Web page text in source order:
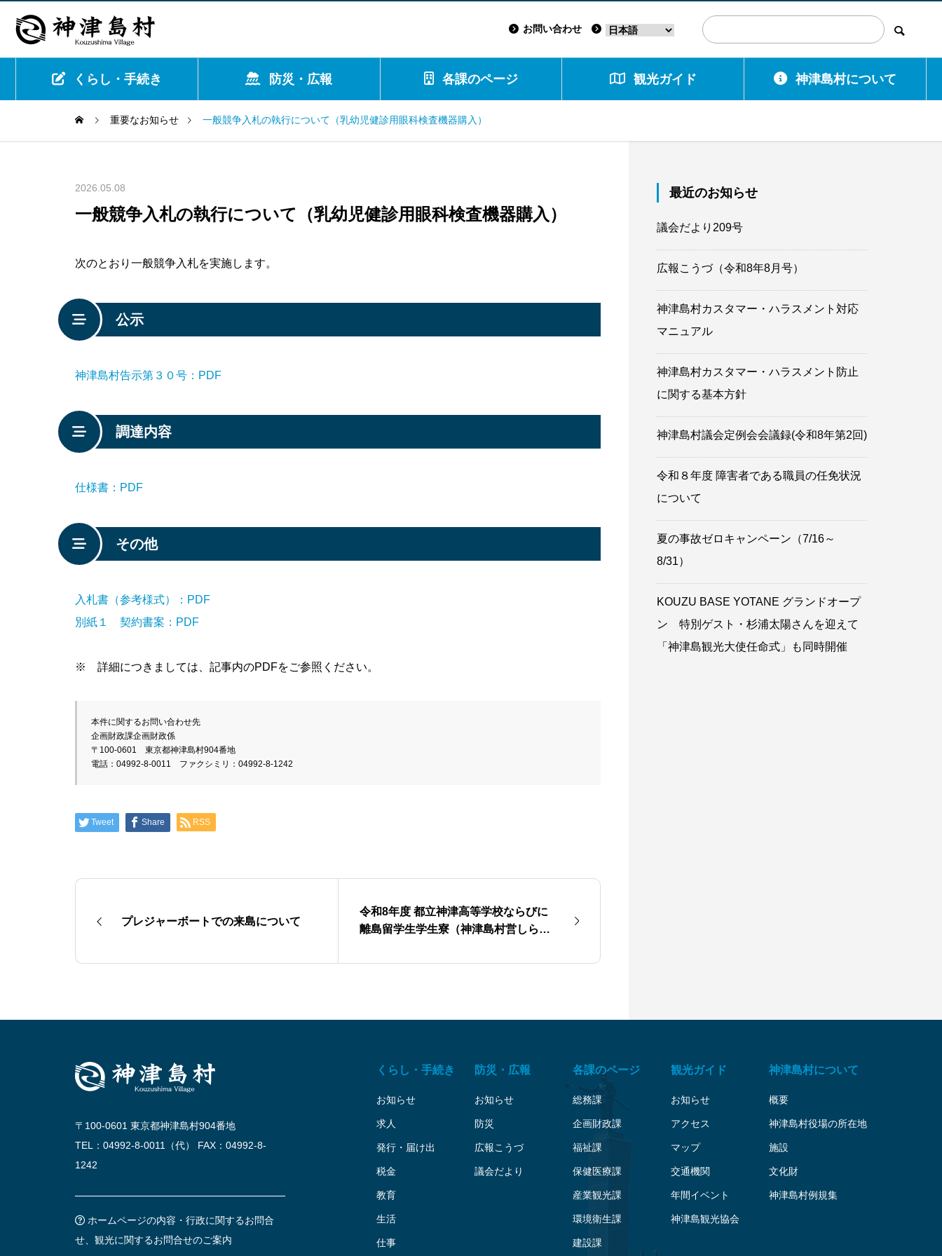
お問い合わせ
くらし・手続き 防災・広報 各課のページ 観光ガイド 神津島村について
重要なお知らせ 一般競争入札の執行について（乳幼児健診用眼科検査機器購入）
2026.05.08
一般競争入札の執行について（乳幼児健診用眼科検査機器購入）
次のとおり一般競争入札を実施します。
公示
神津島村告示第３０号：PDF
調達内容
仕様書：PDF
その他
入札書（参考様式）：PDF
別紙１ 契約書案：PDF
※ 詳細につきましては、記事内のPDFをご参照ください。
本件に関するお問い合わせ先
企画財政課企画財政係
〒100-0601　東京都神津島村904番地
電話：04992-8-0011　ファクシミリ：04992-8-1242
Tweet Share RSS
プレジャーボートでの来島について
令和8年度 都立神津高等学校ならびに
離島留学生学生寮（神津島村営しらす
最近のお知らせ
議会だより209号
広報こうづ（令和8年8月号）
神津島村カスタマー・ハラスメント対応
マニュアル
神津島村カスタマー・ハラスメント防止
に関する基本方針
神津島村議会定例会会議録(令和8年第2回)
令和８年度 障害者である職員の任免状況
について
夏の事故ゼロキャンペーン（7/16～
8/31）
KOUZU BASE YOTANE グランドオープ
ン 特別ゲスト・杉浦太陽さんを迎えて
「神津島観光大使任命式」も同時開催
くらし・手続き
お知らせ
求人
発行・届け出
税金
教育
生活
仕事
防災・広報
お知らせ
防災
広報こうづ
議会だより
各課のページ
総務課
企画財政課
福祉課
保健医療課
産業観光課
環境衛生課
建設課
観光ガイド
お知らせ
アクセス
マップ
交通機関
年間イベント
神津島観光協会
神津島村について
概要
神津島村役場の所在地
施設
文化財
神津島村例規集
〒100-0601 東京都神津島村904番地
TEL：04992-8-0011（代） FAX：04992-8-
1242
ホームページの内容・行政に関するお問合
せ、観光に関するお問合せのご案内